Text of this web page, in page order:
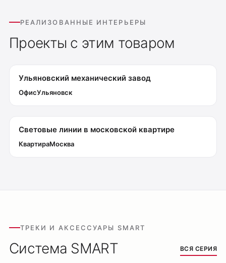
РЕАЛИЗОВАННЫЕ ИНТЕРЬЕРЫ
Проекты с этим товаром
Ульяновский механический завод
ОфисУльяновск
Световые линии в московской квартире
КвартираМосква
ТРЕКИ И АКСЕССУАРЫ SMART
Система SMART ВСЯ СЕРИЯ
Подсветка ступеней
Настенные светильники
Уличное освещение
Демооборудование
Профиль Slott
Профиль Smart ONE
Система Shine
Светильники Orbit
Светильники Flex